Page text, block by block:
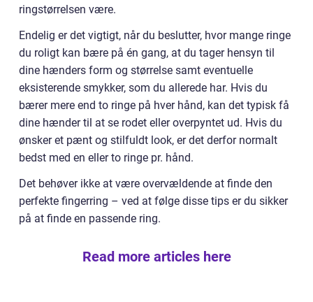
ringstørrelsen være.
Endelig er det vigtigt, når du beslutter, hvor mange ringe
du roligt kan bære på én gang, at du tager hensyn til
dine hænders form og størrelse samt eventuelle
eksisterende smykker, som du allerede har. Hvis du
bærer mere end to ringe på hver hånd, kan det typisk få
dine hænder til at se rodet eller overpyntet ud. Hvis du
ønsker et pænt og stilfuldt look, er det derfor normalt
bedst med en eller to ringe pr. hånd.
Det behøver ikke at være overvældende at finde den
perfekte fingerring – ved at følge disse tips er du sikker
på at finde en passende ring.
Read more articles here